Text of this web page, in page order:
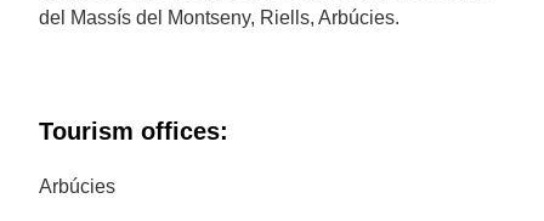
del Massís del Montseny, Riells, Arbúcies.
Tourism offices:
Arbúcies